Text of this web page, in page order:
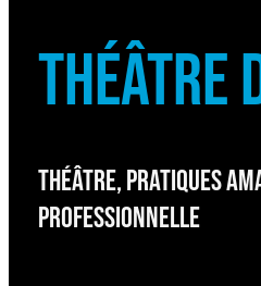
THÉÂTRE
THÉÂTRE, PRATIQUES
PROFESSIONNELLE